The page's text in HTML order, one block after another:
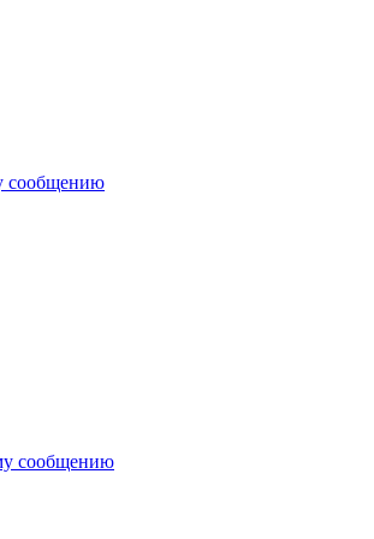
сообщению
сообщению